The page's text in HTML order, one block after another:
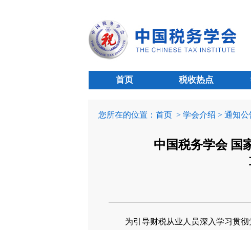
首页 税收热点
您所在的位置： 首页 > 学会介绍 > 通知公
中国税务学会 国
为引导财税从业人员深入学习贯彻